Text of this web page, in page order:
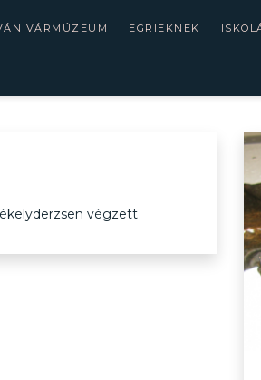
VÁRMÚZEUM EGRIEKNEK
végzett